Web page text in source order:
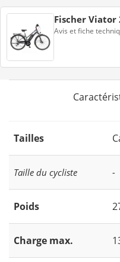
Fischer Viator
Avis et fiche
Tailles
Taille du cycliste -
Poids
Charge max.